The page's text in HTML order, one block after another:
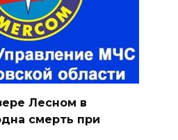
Лесном в
смерть при